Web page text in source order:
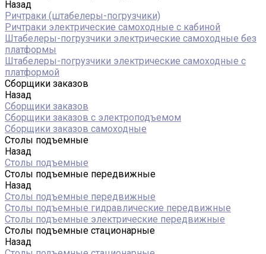
Назад
Ричтраки (штабелеры-погрузчики)
Ричтраки электрические самоходные с кабиной
Штабелеры-погрузчики электрические самоходные без
платформы
Штабелеры-погрузчики электрические самоходные с
платформой
Сборщики заказов
Назад
Сборщики заказов
Сборщики заказов с электроподъемом
Сборщики заказов самоходные
Столы подъемные
Назад
Столы подъемные
Столы подъемные передвижные
Назад
Столы подъемные передвижные
Столы подъемные гидравлические передвижные
Столы подъемные электрические передвижные
Столы подъемные стационарные
Назад